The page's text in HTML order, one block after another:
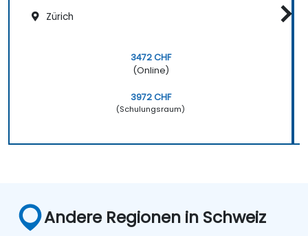
Zürich
3472 CHF
(Online)
3972 CHF
(Schulungsraum)
Andere Regionen in Schweiz